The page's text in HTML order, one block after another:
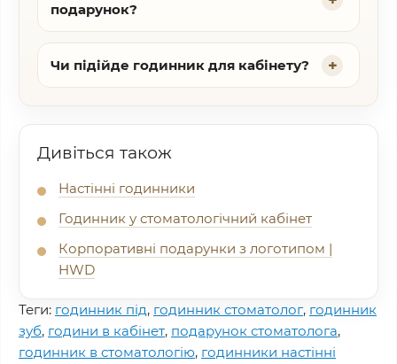
подарунок?
Чи підійде годинник для кабінету?
Дивіться також
Настінні годинники
Годинник у стоматологічний кабінет
Корпоративні подарунки з логотипом |
HWD
Теги: годинник під, годинник стоматолог, годинник
зуб, години в кабінет, подарунок стоматолога,
годинник в стоматологію, годинники настінні